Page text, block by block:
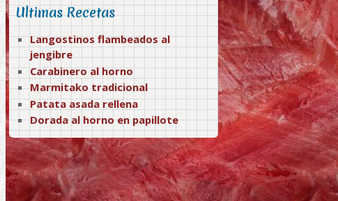
Ultimas Recetas
Langostinos flambeados al
jengibre
Carabinero al horno
Marmitako tradicional
Patata asada rellena
Dorada al horno en papillote